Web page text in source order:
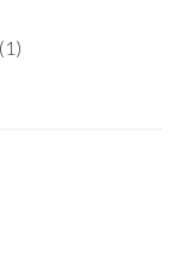
(1)